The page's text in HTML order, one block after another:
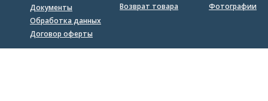
Документы
Обработка данных
Договор оферты
Возврат товара
Фотографии